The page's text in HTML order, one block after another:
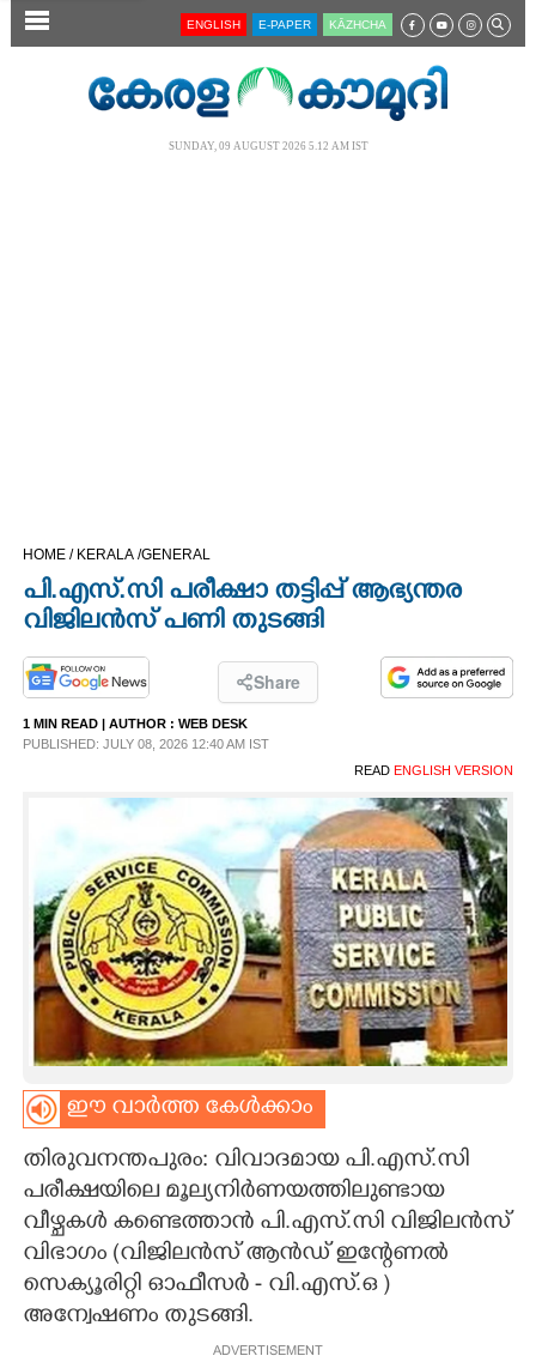
SECTIONS
CINEMA
OPINION
PHOTOS
INFO+
ART
CARTOONS
LITERATURE
ZOOM
CONTACT US
ENGLISH E-PAPER KĀZHCHA
SUNDAY, 09 AUGUST 2026 5.12 AM IST
HOME / KERALA /GENERAL
പി.എസ്.സി പരീക്ഷാ തട്ടിപ്പ് ആഭ്യന്തര
വിജിലൻസ് പണി തുടങ്ങി
Share
1 MIN READ | AUTHOR : WEB DESK
PUBLISHED: JULY 08, 2026 12:40 AM IST
READ ENGLISH VERSION
ഈ വാർത്ത കേൾക്കാം
തിരുവനന്തപുരം: വിവാദമായ പി.എസ്.സി
പരീക്ഷയിലെ മൂല്യനിർണയത്തിലുണ്ടായ
വീഴ്ചകൾ കണ്ടെത്താൻ പി.എസ്.സി വിജിലൻസ്
വിഭാഗം (വിജിലൻസ് ആൻഡ് ഇന്റേണൽ
സെക്യൂരിറ്റി ഓഫീസർ - വി.എസ്.ഒ )
അന്വേഷണം തുടങ്ങി.
ADVERTISEMENT